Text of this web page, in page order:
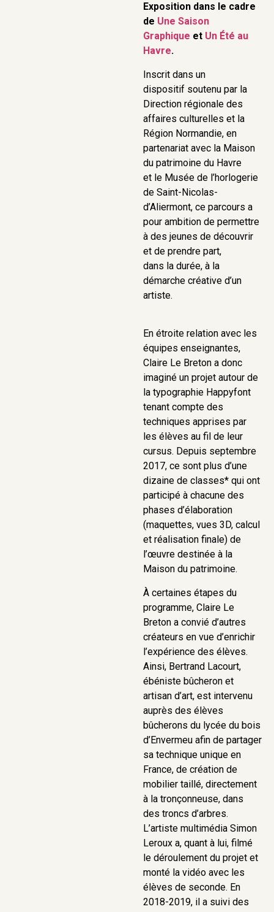
Exposition dans le cadre
de Une Saison
Graphique et Un Été au
Havre.
Inscrit dans un
dispositif soutenu par la
Direction régionale des
affaires culturelles et la
Région Normandie, en
partenariat avec la Maison
du patrimoine du Havre
et le Musée de l’horlogerie
de Saint-Nicolas-
d’Aliermont, ce parcours a
pour ambition de permettre
à des jeunes de découvrir
et de prendre part,
dans la durée, à la
démarche créative d’un
artiste.
En étroite relation avec les
équipes enseignantes,
Claire Le Breton a donc
imaginé un projet autour de
la typographie Happyfont
tenant compte des
techniques apprises par
les élèves au fil de leur
cursus. Depuis septembre
2017, ce sont plus d’une
dizaine de classes* qui ont
participé à chacune des
phases d’élaboration
(maquettes, vues 3D, calcul
et réalisation finale) de
l’œuvre destinée à la
Maison du patrimoine.
À certaines étapes du
programme, Claire Le
Breton a convié d’autres
créateurs en vue d’enrichir
l’expérience des élèves.
Ainsi, Bertrand Lacourt,
ébéniste bûcheron et
artisan d’art, est intervenu
auprès des élèves
bûcherons du lycée du bois
d’Envermeu afin de partager
sa technique unique en
France, de création de
mobilier taillé, directement
à la tronçonneuse, dans
des troncs d’arbres.
L’artiste multimédia Simon
Leroux a, quant à lui, filmé
le déroulement du projet et
monté la vidéo avec les
élèves de seconde. En
2018-2019, il a suivi des